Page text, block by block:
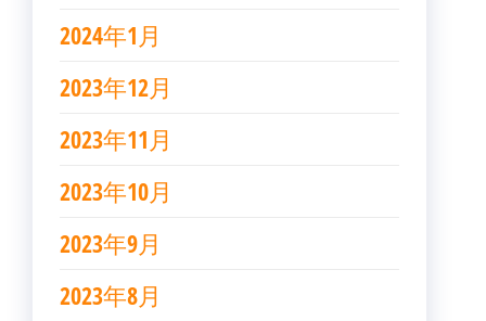
2024年1月
2023年12月
2023年11月
2023年10月
2023年9月
2023年8月